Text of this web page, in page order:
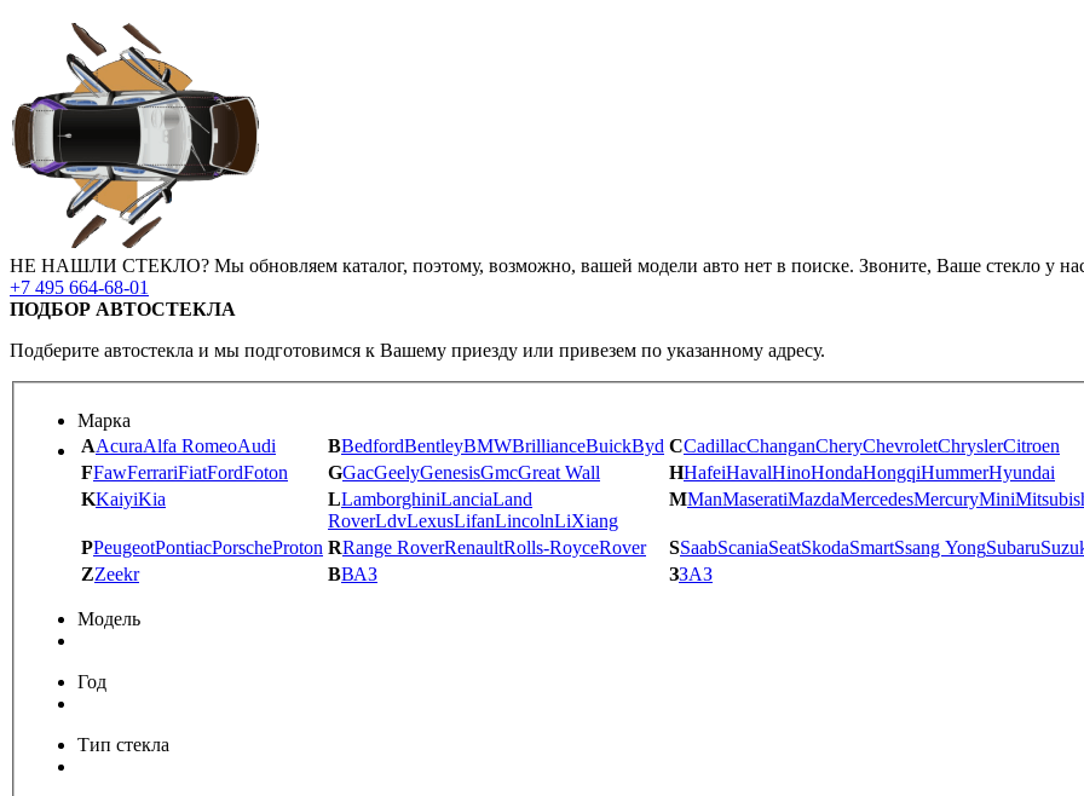
НЕ НАШЛИ СТЕКЛО? Мы обновляем каталог, поэтому, возможно, вашей модели авто нет в поиске. Звоните, Ваше стекло у
+7 495 664-68-01
ПОДБОР АВТОСТЕКЛА
Подберите автостекла и мы подготовимся к Вашему приезду или привезем по указанному адресу.
Марка
AAcuraAlfa RomeoAudi BBedfordBentleyBMWBrillianceBuickByd CCadillacChanganCheryChevroletChryslerCitroen
FFawFerrariFiatFordFoton GGacGeelyGenesisGmcGreat Wall HHafeiHavalHinoHondaHongqiHummerHyundai
KKaiyiKia LLamborghiniLanciaLand
RoverLdvLexusLifanLincolnLiXiang
MManMaseratiMazdaMercedesMercuryMini
PPeugeotPontiacPorscheProton RRange RoverRenaultRolls-RoyceRover SSaabScaniaSeatSkodaSmartSsang YongSubaru
ZZeekr ВВАЗ ЗЗАЗ
Модель
Год
Тип стекла